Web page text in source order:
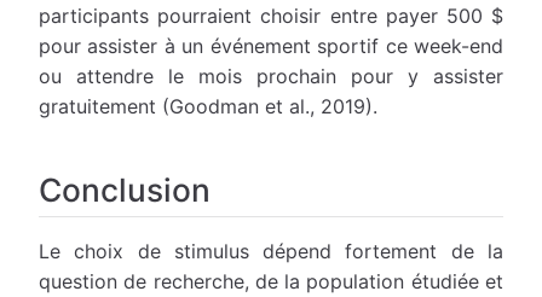
participants pourraient choisir entre payer 500 $
pour assister à un événement sportif ce week-end
ou attendre le mois prochain pour y assister
gratuitement (Goodman et al., 2019).
Conclusion
Le choix de stimulus dépend fortement de la
question de recherche, de la population étudiée et